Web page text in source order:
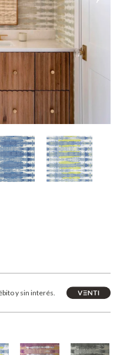
y sin interés.